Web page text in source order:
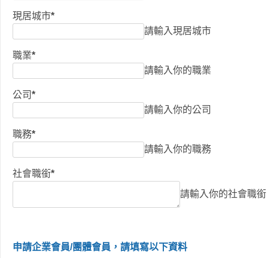
現居城市*
請輸入現居城市
職業*
請輸入你的職業
公司 *
請輸入你的公司
職務*
請輸入你的職務
社會職銜*
請輸入你的社會職銜
申請企業會員/團體會員，請填寫以下資料